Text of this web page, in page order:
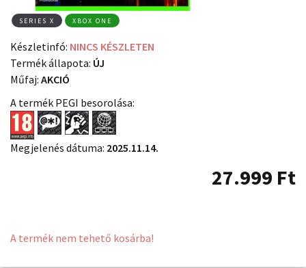
SERIES X XBOX ONE
Készletinfó: NINCS KÉSZLETEN
Termék állapota: ÚJ
Műfaj: AKCIÓ
A termék PEGI besorolása:
Megjelenés dátuma: 2025.11.14.
27.999 Ft
A termék nem tehető kosárba!